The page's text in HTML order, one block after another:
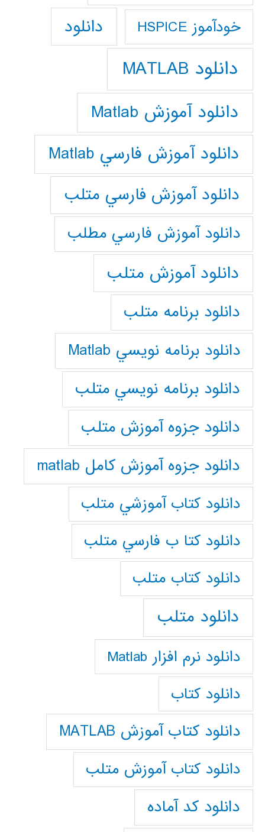
خودآموز HSPICE دانلود
دانلود MATLAB
دانلود آموزش Matlab
دانلود آموزش فارسي Matlab
دانلود آموزش فارسي متلب
دانلود آموزش فارسي مطلب
دانلود آموزش متلب
دانلود برنامه متلب
دانلود برنامه نويسي Matlab
دانلود برنامه نويسي متلب
دانلود جزوه آموزش متلب
دانلود جزوه آموزش کامل matlab
دانلود كتاب آموزشي متلب
دانلود كتا ب فارسي متلب
دانلود كتاب متلب
دانلود متلب
دانلود نرم افزار Matlab
دانلود کتاب
دانلود کتاب آموزش MATLAB
دانلود کتاب آموزش متلب
دانلود کد آماده